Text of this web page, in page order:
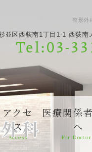
整形外
並区西荻南1丁目1-1 西荻南
Tel:03-
アクセ
ス
Access
医療関係
へ
For
科